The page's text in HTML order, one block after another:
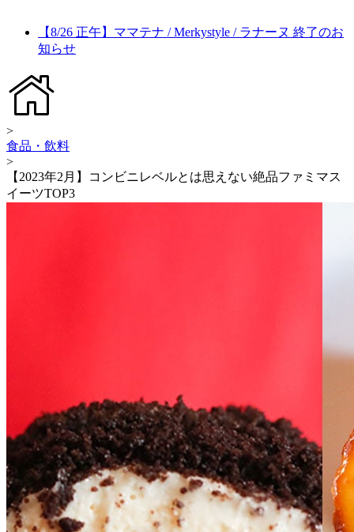
【8/26 正午】ママテナ / Merkystyle / ラナーヌ 終了のお
知らせ
>
食品・飲料
>
【2023年2月】コンビニレベルとは思えない絶品ファミマス
イーツTOP3